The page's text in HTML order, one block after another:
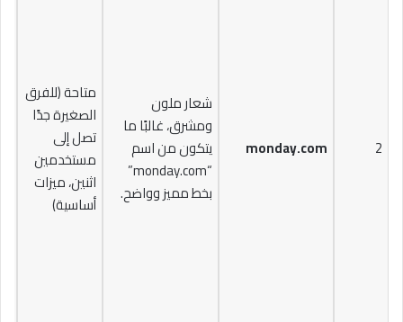
2
monday.com
شعار ملون
ومشرق، غالبًا ما
يتكون من اسم
“monday.com”
بخط مميز وواضح.
متاحة (للفرق
الصغيرة جدًا
تصل إلى
مستخدمين
اثنين، ميزات
أساسية)